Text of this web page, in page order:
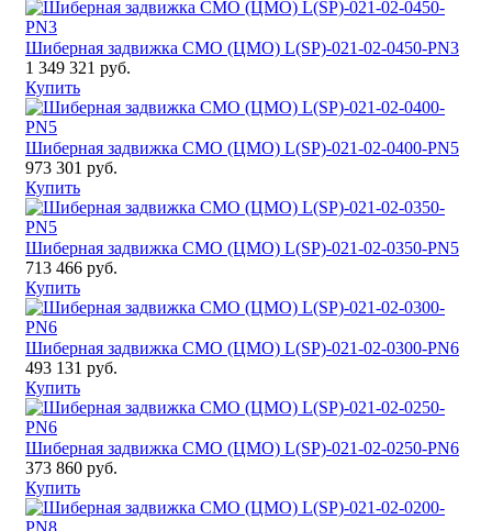
Шиберная задвижка CМО (ЦМО) L(SP)-021-02-0450-PN3
1 349 321 руб.
Купить
Шиберная задвижка CМО (ЦМО) L(SP)-021-02-0400-PN5
973 301 руб.
Купить
Шиберная задвижка CМО (ЦМО) L(SP)-021-02-0350-PN5
713 466 руб.
Купить
Шиберная задвижка CМО (ЦМО) L(SP)-021-02-0300-PN6
493 131 руб.
Купить
Шиберная задвижка CМО (ЦМО) L(SP)-021-02-0250-PN6
373 860 руб.
Купить